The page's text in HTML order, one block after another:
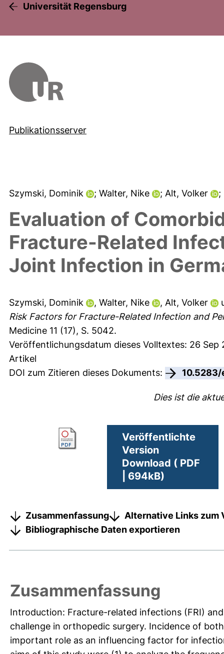
Universität Regensburg
Publikationsserver
Szymski, Dominik ; Walter, Nike ; Alt, Volker ;
Evaluation of
Fracture-Related
Joint Infection in
Szymski, Dominik , Walter, Nike , Alt, Volker
Risk Factors for Fracture-Related Infection and
Medicine 11 (17), S. 5042.
Veröffentlichungsdatum dieses Volltextes: 26 Sep
Artikel
DOI zum Zitieren dieses Dokuments:
10.5283/
Dies ist die
Veröffentlichte
Version
Download ( PDF
| 694kB)
Zusammenfassung
Alternative Links zum
Bibliographische Daten exportieren
Zusammenfassung
Introduction: Fracture-related infections (FRI)
challenge in orthopedic surgery. Incidence of
important role as an influencing factor for